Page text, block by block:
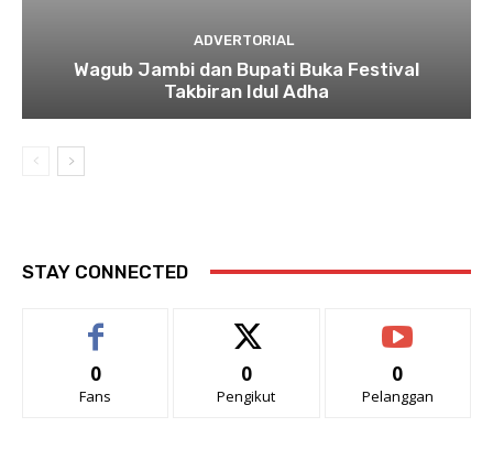
ADVERTORIAL
Wagub Jambi dan Bupati Buka Festival
Takbiran Idul Adha
STAY CONNECTED
0
Fans
0
Pengikut
0
Pelanggan